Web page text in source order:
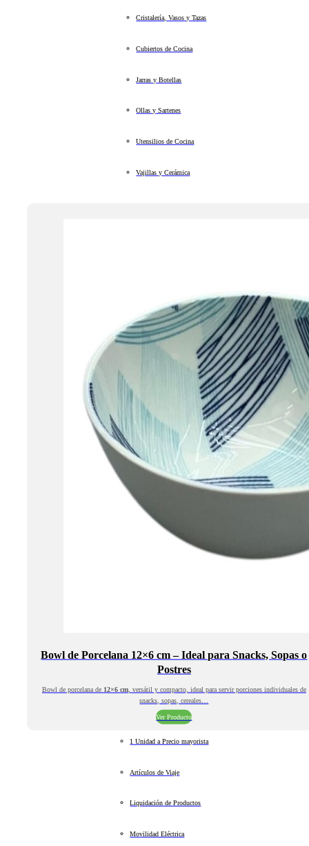
Cristalería, Vasos y Tazas
Cubiertos de Cocina
Jarras y Botellas
Ollas y Sartenes
Utensilios de Cocina
Vajillas y Cerámica
Bowl de Porcelana 12×6 cm – Ideal para Snacks, Sopas o
Postres
Bowl de porcelana de 12×6 cm, versátil y compacto, ideal para servir porciones individuales de
snacks, sopas, cereales…
Ver Producto
1 Unidad a Precio mayorista
Artículos de Viaje
Liquidación de Productos
Movilidad Eléctrica